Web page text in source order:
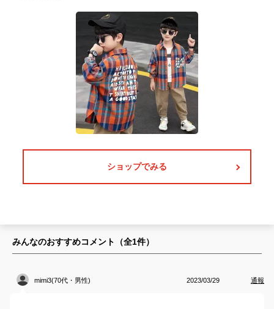
ショップでみる
みんなのおすすめコメント（全1件）
mimi3(70代・男性) 2023/03/29 通報